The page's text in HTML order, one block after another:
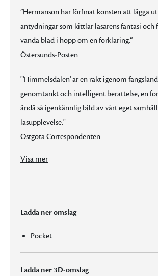
”Hermanson har förfinat konsten att lägga
antydningar som kittlar läsarens fantasi och
vända blad i hopp om en förklaring.”
Östersunds-Posten
"'Himmelsdalen' är en rakt igenom
genomtänkt och intelligent berättelse, en
ändå så igenkännlig bild av vårt eget
läsupplevelse."
Östgöta Correspondenten
Visa mer
Ladda ner omslag
Pocket
Ladda ner 3D-omslag